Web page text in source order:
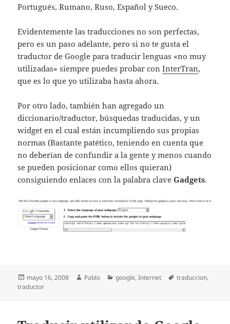
Portugués, Rumano, Ruso, Español y Sueco.
Evidentemente las traducciones no son perfectas,
pero es un paso adelante, pero si no te gusta el
traductor de Google para traducir lenguas «no muy
utilizadas» siempre puedes probar conInterTran,
que es lo que yo utilizaba hasta ahora.
Por otro lado, también han agregado un
diccionario/traductor, búsquedas traducidas, y un
widget en el cual están incumpliendo sus propias
normas (Bastante patético, teniendo en cuenta que
no deberían de confundir a la gente y menos cuando
se pueden posicionar como ellos quieran)
consiguiendo enlaces con la palabra claveGadgets.
Publicado
el
mayo 16, 2008 Autor
Pablo Categorías
google,Internet Etiquetas
traduccion,
traductor